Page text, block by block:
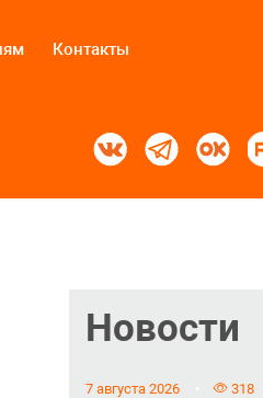
Контакты
Новости
7 августа 2026 318